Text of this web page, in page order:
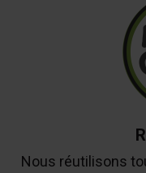
Nous réutilisons